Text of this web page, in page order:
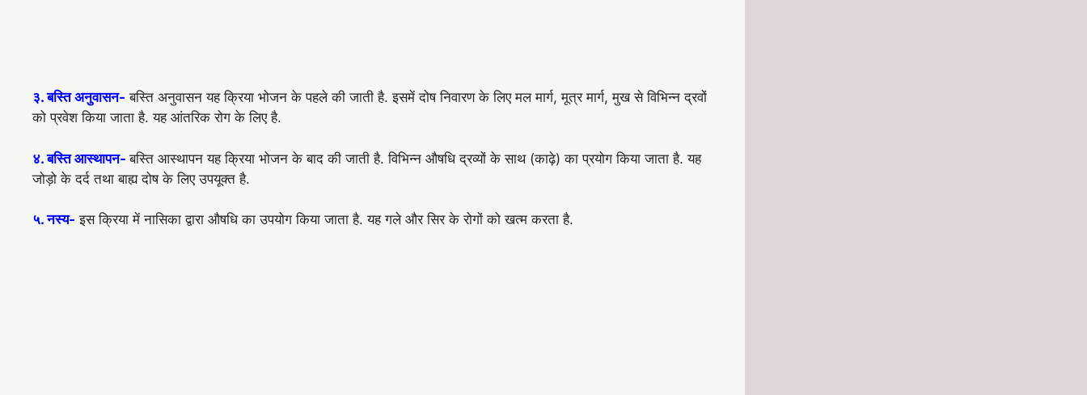
३. बस्ति अनुवासन- बस्ति अनुवासन यह क्रिया भोजन के पहले की जाती है. इसमें दोष निवारण के लिए मल मार्ग, मूत्र मार्ग, मुख से विभिन्न द्रवों
को प्रवेश किया जाता है. यह आंतरिक रोग के लिए है.
४. बस्ति आस्‍थापन- बस्ति आस्‍थापन यह क्रिया भोजन के बाद की जाती है. विभिन्न औषधि द्रव्यों के साथ (काढ़े) का प्रयोग किया जाता है. यह
जोड़ो के दर्द तथा बाह्य दोष के लिए उपयूक्त है.
५. नस्‍य- इस क्रिया में नासिका द्वारा औषधि का उपयोग किया जाता है. यह गले और सिर के रोगों को खत्म करता है.